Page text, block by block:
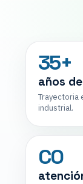
35+
años
Trayectoria
industrial.
CO